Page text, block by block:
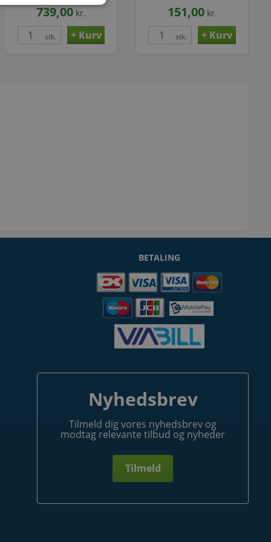
743455555
739,00 kr.
stk.
151,00 kr.
stk.
BETALING
Nyhedsbrev
Tilmeld dig vores nyhedsbrev og
modtag relevante tilbud og nyheder
Tilmeld